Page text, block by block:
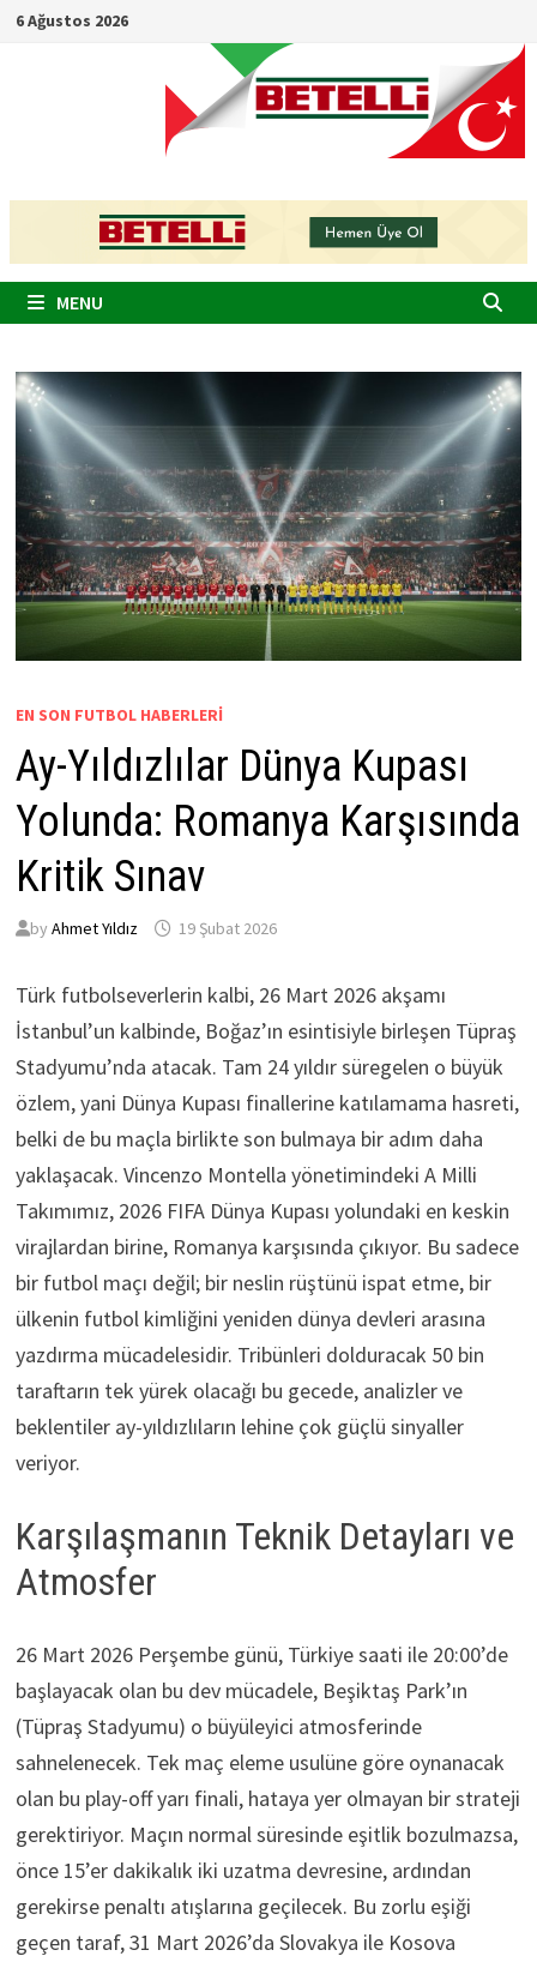
Skip6 Ağustos 2026
MENU
EN SON FUTBOL HABERLERI
Ay-Yıldızlılar Dünya Kupası
Yolunda: Romanya Karşısında
Kritik Sınav
by Ahmet Yıldız 19 Şubat 2026
Türk futbolseverlerin kalbi, 26 Mart 2026 akşamı
İstanbul’un kalbinde, Boğaz’ın esintisiyle birleşen Tüpraş
Stadyumu’nda atacak. Tam 24 yıldır süregelen o büyük
özlem, yani Dünya Kupası finallerine katılamama hasreti,
belki de bu maçla birlikte son bulmaya bir adım daha
yaklaşacak. Vincenzo Montella yönetimindeki A Milli
Takımımız, 2026 FIFA Dünya Kupası yolundaki en keskin
virajlardan birine, Romanya karşısında çıkıyor. Bu sadece
bir futbol maçı değil; bir neslin rüştünü ispat etme, bir
ülkenin futbol kimliğini yeniden dünya devleri arasına
yazdırma mücadelesidir. Tribünleri dolduracak 50 bin
taraftarın tek yürek olacağı bu gecede, analizler ve
beklentiler ay-yıldızlıların lehine çok güçlü sinyaller
veriyor.
Karşılaşmanın Teknik Detayları ve
Atmosfer
26 Mart 2026 Perşembe günü, Türkiye saati ile 20:00’de
başlayacak olan bu dev mücadele, Beşiktaş Park’ın
(Tüpraş Stadyumu) o büyüleyici atmosferinde
sahnelenecek. Tek maç eleme usulüne göre oynanacak
olan bu play-off yarı finali, hataya yer olmayan bir strateji
gerektiriyor. Maçın normal süresinde eşitlik bozulmazsa,
önce 15’er dakikalık iki uzatma devresine, ardından
gerekirse penaltı atışlarına geçilecek. Bu zorlu eşiği
geçen taraf, 31 Mart 2026’da Slovakya ile Kosova